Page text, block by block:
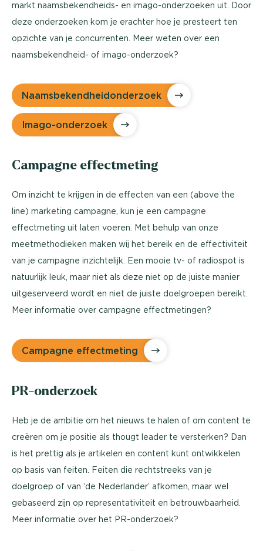
markt naamsbekendheids- en imago-onderzoeken uit. Door
deze onderzoeken kom je erachter hoe je presteert ten
opzichte van je concurrenten. Meer weten over een
naamsbekendheid- of imago-onderzoek?
Naamsbekendheidonderzoek
Imago-onderzoek
Campagne effectmeting
Om inzicht te krijgen in de effecten van een (above the
line) marketing campagne, kun je een campagne
effectmeting uit laten voeren. Met behulp van onze
meetmethodieken maken wij het bereik en de effectiviteit
van je campagne inzichtelijk. Een mooie tv- of radiospot is
natuurlijk leuk, maar niet als deze niet op de juiste manier
uitgeserveerd wordt en niet de juiste doelgroepen bereikt.
Meer informatie over campagne effectmetingen?
Campagne effectmeting
PR-onderzoek
Heb je de ambitie om het nieuws te halen of om content te
creëren om je positie als thougt leader te versterken? Dan
is het prettig als je artikelen en content kunt ontwikkelen
op basis van feiten. Feiten die rechtstreeks van je
doelgroep of van ‘de Nederlander’ afkomen, maar wel
gebaseerd zijn op representativiteit en betrouwbaarheid.
Meer informatie over het PR-onderzoek?